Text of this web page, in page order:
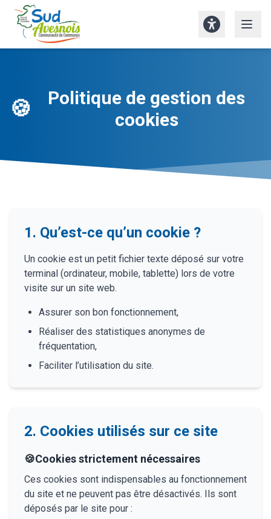
Aller au contenu principal
🍪
Politique de gestion des
cookies
1. Qu’est-ce qu’un cookie ?
Un cookie est un petit fichier texte déposé sur votre
terminal (ordinateur, mobile, tablette) lors de votre
visite sur un site web.
Assurer son bon fonctionnement,
Réaliser des statistiques anonymes de
fréquentation,
Faciliter l’utilisation du site.
2. Cookies utilisés sur ce site
🍪Cookies strictement nécessaires
Ces cookies sont indispensables au fonctionnement
du site et ne peuvent pas être désactivés. Ils sont
déposés par le site pour :